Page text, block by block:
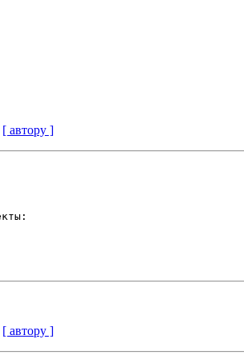
[ автору ]
[ автору ]